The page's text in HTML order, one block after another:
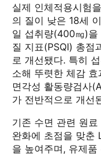
실제 인체적용시험
의 질이 낮은 18세
일 섭취량(400㎎)을
질 지표(PSQI) 총점
로 개선됐다. 특히
소해 뚜렷한 체감
면각성 활동량검사
가 전반적으로 개선
기존 수면 관련 원
완화에 초점을 맞춘
을 높여주며, 유제